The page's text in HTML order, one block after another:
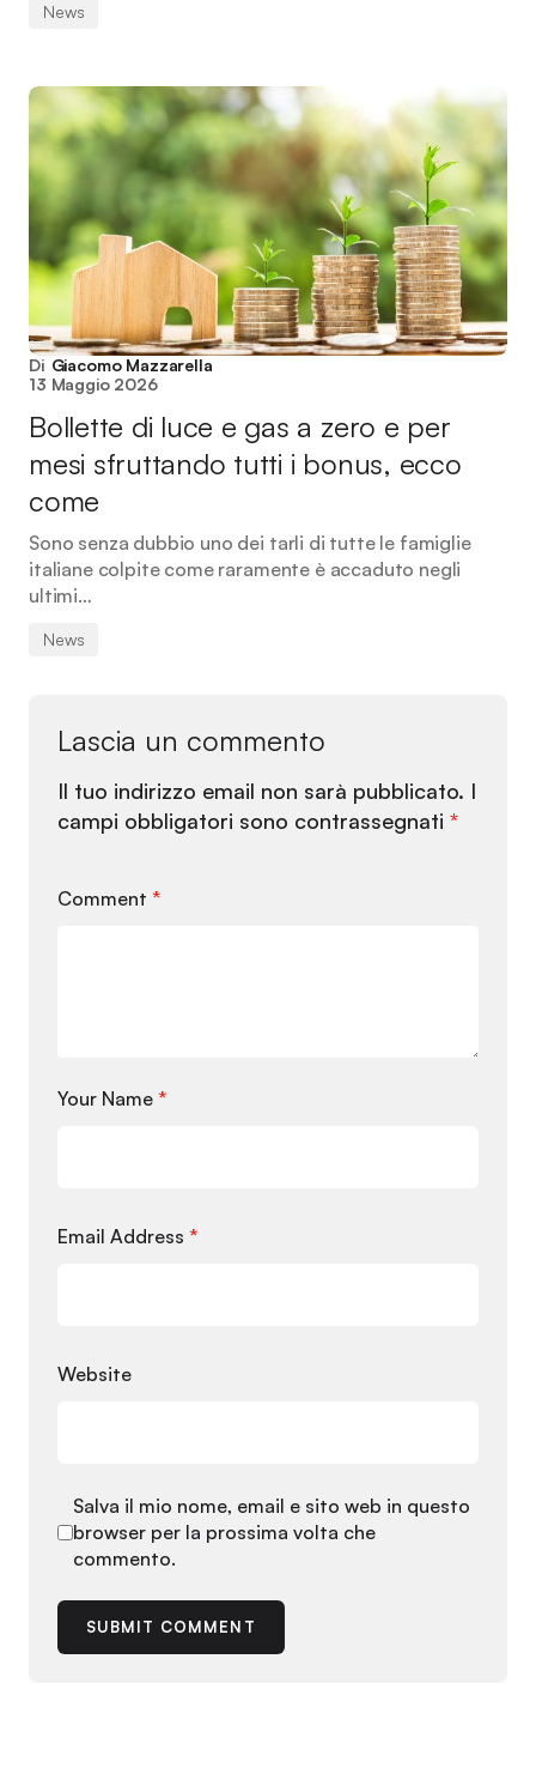
News
Di Giacomo Mazzarella
13 Maggio 2026
Bollette di luce e gas a zero e per
mesi sfruttando tutti i bonus, ecco
come
Sono senza dubbio uno dei tarli di tutte le famiglie
italiane colpite come raramente è accaduto negli
ultimi…
News
Lascia un commento
Il tuo indirizzo email non sarà pubblicato. I
campi obbligatori sono contrassegnati *
Comment *
Your Name *
Email Address *
Website
Salva il mio nome, email e sito web in questo
browser per la prossima volta che
commento.
SUBMIT COMMENT